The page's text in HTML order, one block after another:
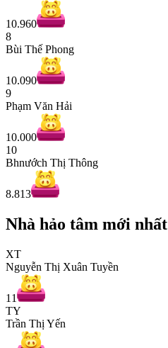
10.960
8
Bùi Thế Phong
10.090
9
Phạm Văn Hải
10.000
10
Bhnướch Thị Thông
8.813
Nhà hảo tâm mới nhất
XT
Nguyễn Thị Xuân Tuyền
11
TY
Trần Thị Yến